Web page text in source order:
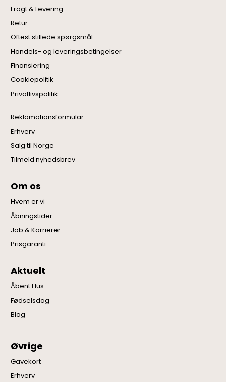
Fragt & Levering
Retur
Oftest stillede spørgsmål
Handels- og leveringsbetingelser
Finansiering
Cookiepolitik
Privatlivspolitik
Reklamationsformular
Erhverv
Salg til Norge
Tilmeld nyhedsbrev
Om os
Hvem er vi
Åbningstider
Job & Karrierer
Prisgaranti
Aktuelt
Åbent Hus
Fødselsdag
Blog
Øvrige
Gavekort
Erhverv